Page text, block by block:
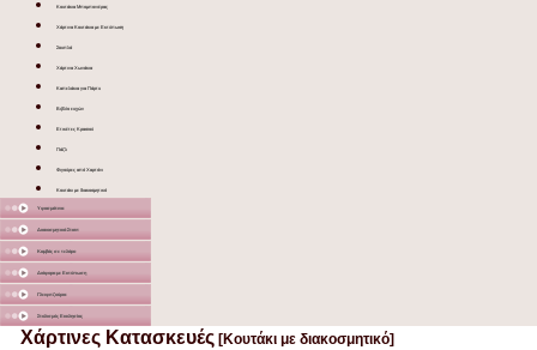
Κουτάκια Μπομπονιέρας
Χάρτινα Κουτάκια με Εκτύπωση
Σουπλά
Χάρτινα Χωνάκια
Καπελάκια για Πάρτυ
Βιβλίο ευχών
Ετικέτες Κρασιού
Πάζλ
Φιγούρες από Χαρτόνι
Κουτάκι με διακοσμητικό
Υφασμάτινα
Διακοσμητικά Σταντ
Καμβάς σε τελάρο
Διάφορα με Εκτύπωση
Γλειφιτζούρια
Στολισμός Εκκλησίας
Χάρτινες Κατασκευές [Κουτάκι με διακοσμητικό]